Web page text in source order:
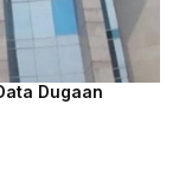
Dugaan